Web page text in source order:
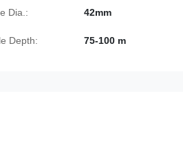
Dia.: 42mm
Depth: 75-100 m